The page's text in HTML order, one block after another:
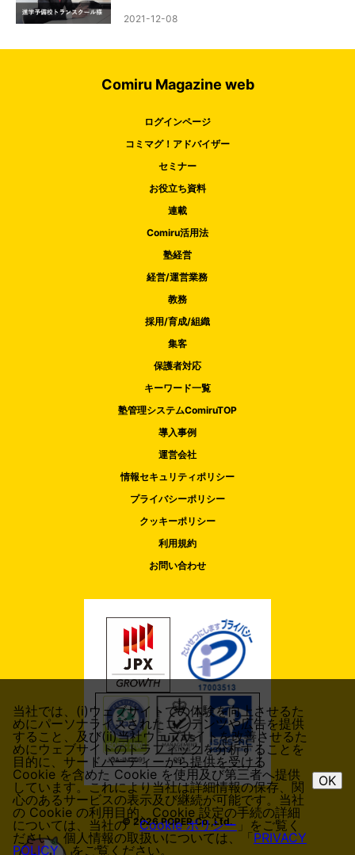
2021-12-08
Comiru Magazine web
ログインページ
コミマグ！アドバイザー
セミナー
お役立ち資料
連載
Comiru活用法
塾経営
経営/運営業務
教務
採用/育成/組織
集客
保護者対応
キーワード一覧
塾管理システムComiruTOP
導入事例
運営会社
情報セキュリティポリシー
プライバシーポリシー
クッキーポリシー
利用規約
お問い合わせ
© 2026 POPER Co.,Ltd.
当社では、(i)ウェブサイトでの体験を向上させるた
めにパーソナライズされたコンテンツや広告を提供
すること、及び(ii)当社ウェブサイトを改善させるた
めにウェブサイトのトラフィックを分析することを
目的に、サードパーティーから提供を受ける
Cookie を含めた Cookie を使用及び第三者へ提供
しています。これにより当社は詳細情報の保存、関
心のあるサービスの表示及び継続が可能です。当社
の Cookie の利用目的、Cookie 設定の手続の詳細
については、当社の「Cookie ポリシー 」をご覧く
ださい。個人情報の取扱いについては、「PRIVACY
POLICY」をご覧ください。
OK